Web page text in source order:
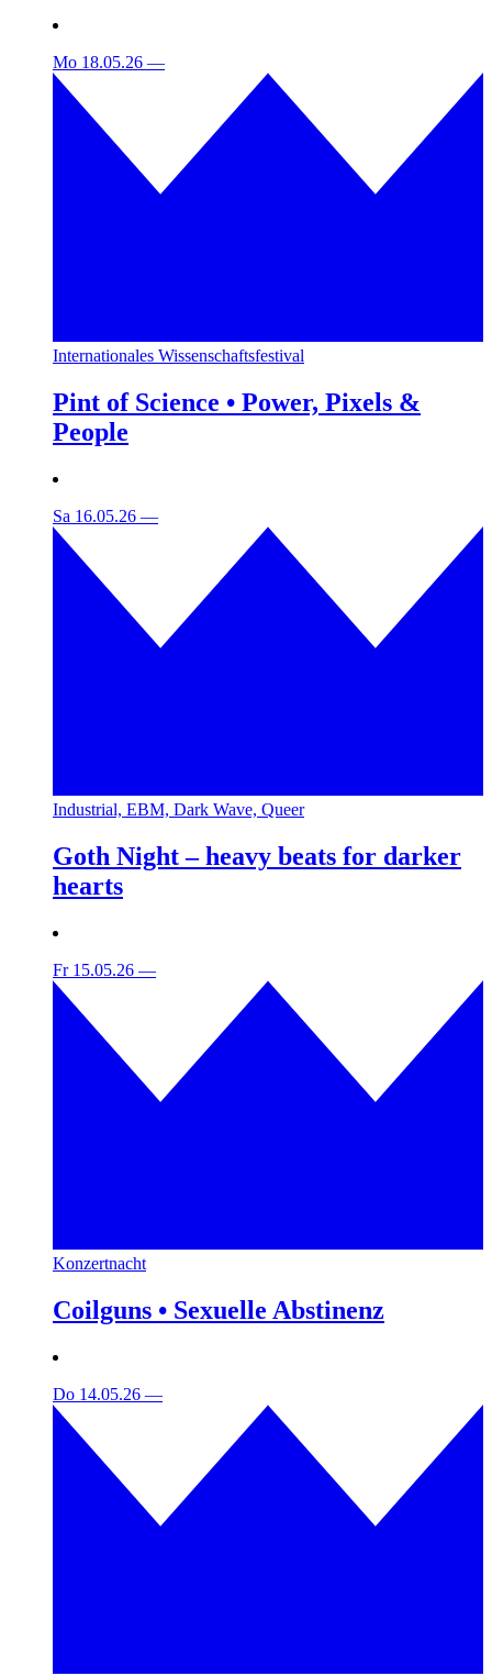
Mo 18.05.26 —
Internationales Wissenschaftsfestival
Pint of Science • Power, Pixels &
People
Sa 16.05.26 —
Industrial, EBM, Dark Wave, Queer
Goth Night – heavy beats for darker
hearts
Fr 15.05.26 —
Konzertnacht
Coilguns • Sexuelle Abstinenz
Do 14.05.26 —